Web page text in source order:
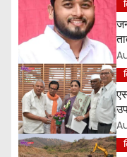
t
i
o
n